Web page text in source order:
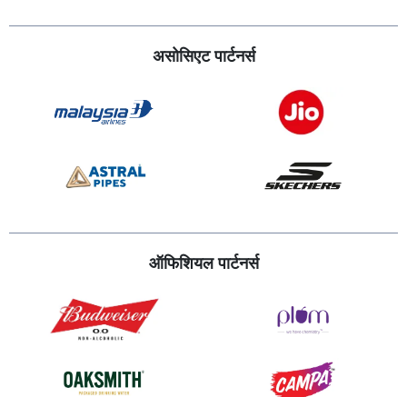
असोसिएट पार्टनर्स
ऑफिशियल पार्टनर्स